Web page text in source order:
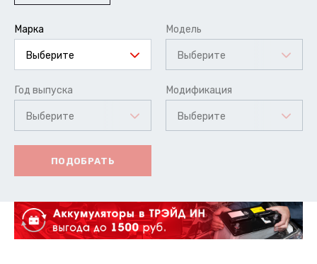
Марка
Выберите
Модель
Выберите
Год выпуска
Выберите
Модификация
Выберите
ПОДОБРАТЬ